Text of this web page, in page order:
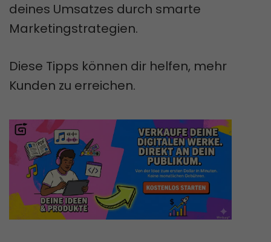
deines Umsatzes durch smarte
Marketingstrategien.
Diese Tipps können dir helfen, mehr
Kunden zu erreichen.